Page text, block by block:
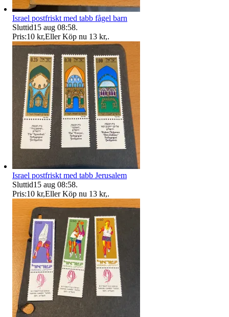
Israel postfriskt med tabb fågel barn
Sluttid15 aug 08:58.
Pris:10 kr,Eller Köp nu 13 kr,.
Israel postfriskt med tabb Jerusalem
Sluttid15 aug 08:58.
Pris:10 kr,Eller Köp nu 13 kr,.